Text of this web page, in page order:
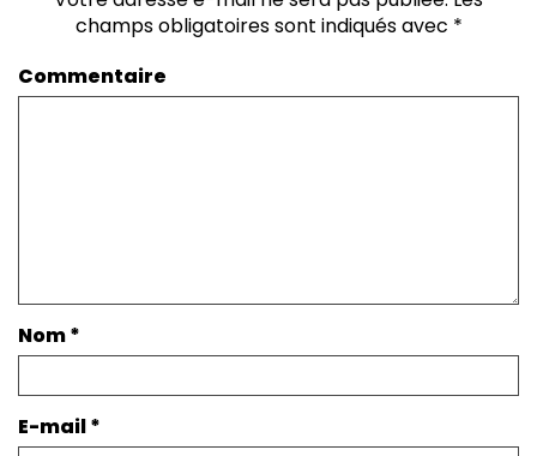
champs obligatoires sont indiqués avec *
Commentaire
Nom*
E-mail*